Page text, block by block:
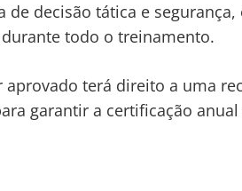
de decisão tática e
todo o treinamento.
terá direito a uma
garantir a certificação